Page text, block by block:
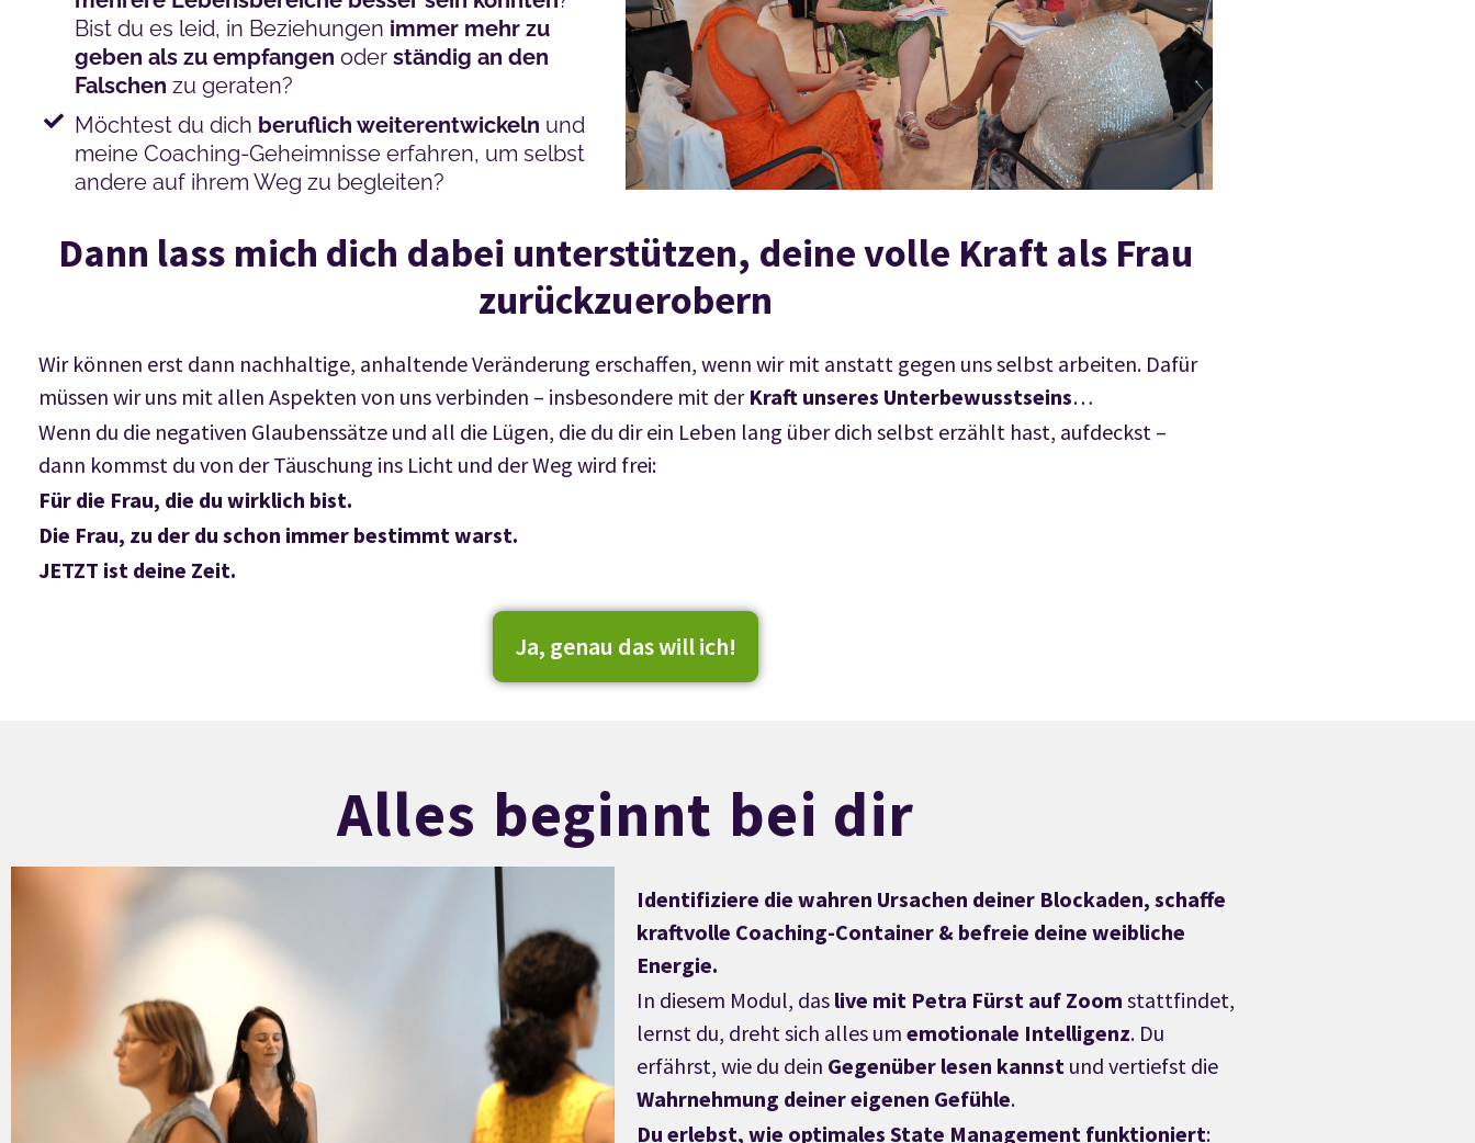
Bist du es leid, in Beziehungen immer mehr zu
geben als zu empfangen oder ständig an den
Falschen zu geraten?
Möchtest du dich beruflich weiterentwickeln und
meine Coaching-Geheimnisse erfahren, um selbst
andere auf ihrem Weg zu begleiten?
Dann lass mich dich dabei unterstützen, deine volle Kraft als Frau
zurückzuerobern
Wir können erst dann nachhaltige, anhaltende Veränderung erschaffen, wenn wir mit anstatt gegen uns selbst arbeiten. Dafür
müssen wir uns mit allen Aspekten von uns verbinden – insbesondere mit der Kraft unseres Unterbewusstseins…
Wenn du die negativen Glaubenssätze und all die Lügen, die du dir ein Leben lang über dich selbst erzählt hast, aufdeckst –
dann kommst du von der Täuschung ins Licht und der Weg wird frei:
Für die Frau, die du wirklich bist.
Die Frau, zu der du schon immer bestimmt warst.
JETZT ist deine Zeit.
Ja, genau das will ich!
Alles beginnt bei dir
Identifiziere die wahren Ursachen deiner Blockaden, schaffe
kraftvolle Coaching-Container & befreie deine weibliche
Energie.
In diesem Modul, das live mit Petra Fürst auf Zoom stattfindet,
lernst du, dreht sich alles um emotionale Intelligenz. Du
erfährst, wie du dein Gegenüber lesen kannst und vertiefst die
Wahrnehmung deiner eigenen Gefühle.
Du erlebst, wie optimales State Management funktioniert: